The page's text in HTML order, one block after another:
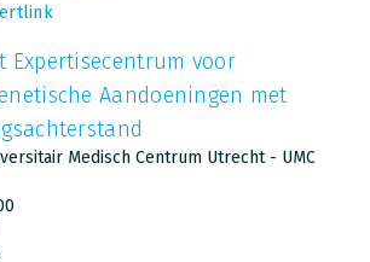
Expertisecentrum voor
Aandoeningen met
Medisch Centrum Utrecht - UMC